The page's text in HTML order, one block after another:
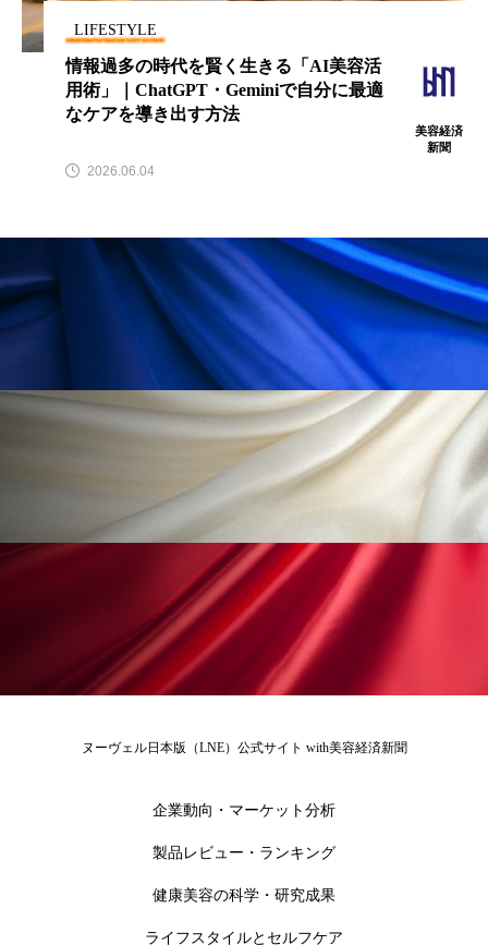
FEATURED 注目の企画
B2B BeautyTech ChatGPT
Gemini Instagram
アスタキサンチン
アスレジャーコスメ アレルギー アロマ
アンチソリチュード
インナービューティーアワード2025受賞商品
ウェアラブルデバイス ウェルネス
ウェルビーイング エイジングケア
クルエルティフリー クレンジング
LIFESTYLE
情報過多の時代を賢く生きる「AI美容活
用術」｜ChatGPT・Geminiで自分に最適
なケアを導き出す方法
美容経済
新聞
2026.06.04
ヌーヴェル日本版（LNE）公式サイト with美容経済新聞
企業動向・マーケット分析
製品レビュー・ランキング
健康美容の科学・研究成果
ライフスタイルとセルフケア